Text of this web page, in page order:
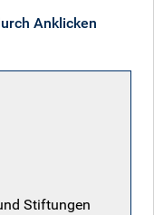
Anklicken
Stiftungen